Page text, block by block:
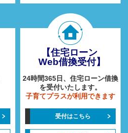
【住宅ローン
Web借換受付】
24時間365日、住宅ローン借換
を受付いたします。
子育てプラスが利用できます
受付はこちら